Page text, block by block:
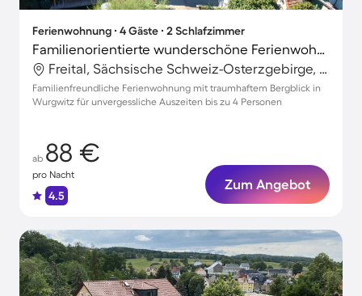
Ferienwohnung ∙ 4 Gäste ∙ 2 Schlafzimmer
Familienorientierte wunderschöne Ferienwohnung mit Grill | Bergblick
Freital, Sächsische Schweiz-Osterzgebirge, Deutschland
Familienfreundliche Ferienwohnung mit traumhaftem Bergblick in
Wurgwitz für unvergessliche Auszeiten bis zu 4 Personen
ab 88 €
pro Nacht
4.5
Zum Angebot